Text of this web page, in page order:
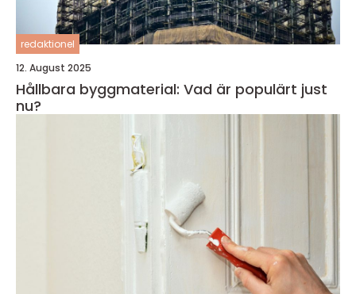
redaktionel
12. August 2025
Hållbara byggmaterial: Vad är populärt just
nu?